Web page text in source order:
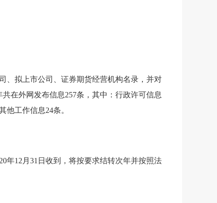
、拟上市公司、证券期货经营机构名录，并对
在外网发布信息257条，其中：行政许可信息
他工作信息24条。
年12月 31 日收到，将按要求结转次年并按照法